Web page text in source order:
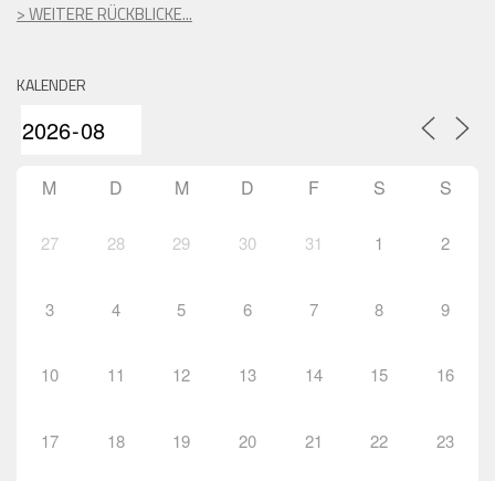
> WEITERE RÜCKBLICKE...
KALENDER
M D M D F S S
27 28 29 30 31 1 2
3 4 5 6 7 8 9
10 11 12 13 14 15 16
17 18 19 20 21 22 23